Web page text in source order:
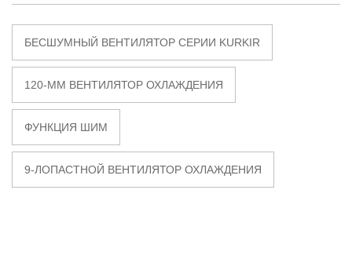
БЕСШУМНЫЙ ВЕНТИЛЯТОР СЕРИИ KURKIR
120-ММ ВЕНТИЛЯТОР ОХЛАЖДЕНИЯ
ФУНКЦИЯ ШИМ
9-ЛОПАСТНОЙ ВЕНТИЛЯТОР ОХЛАЖДЕНИЯ